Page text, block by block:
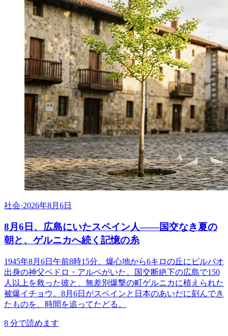
社会·2026年8月6日
8月6日、広島にいたスペイン人――国交なき夏の
朝と、ゲルニカへ続く記憶の糸
1945年8月6日午前8時15分、爆心地から6キロの丘にビルバオ
出身の神父ペドロ・アルペがいた。国交断絶下の広島で150
人以上を救った彼と、無差別爆撃の町ゲルニカに植えられた
被爆イチョウ。8月6日がスペインと日本のあいだに刻んでき
たものを、時間を追ってたどる。
8 分で読めます